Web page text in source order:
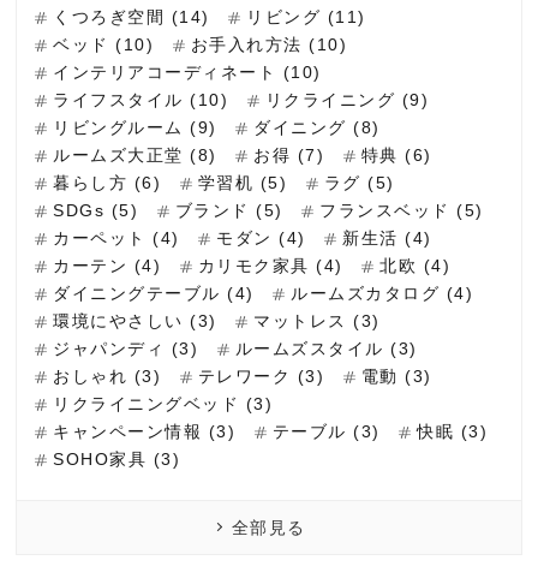
くつろぎ空間 (14)
リビング (11)
ベッド (10)
お手入れ方法 (10)
インテリアコーディネート (10)
ライフスタイル (10)
リクライニング (9)
リビングルーム (9)
ダイニング (8)
ルームズ大正堂 (8)
お得 (7)
特典 (6)
暮らし方 (6)
学習机 (5)
ラグ (5)
SDGs (5)
ブランド (5)
フランスベッド (5)
カーペット (4)
モダン (4)
新生活 (4)
カーテン (4)
カリモク家具 (4)
北欧 (4)
ダイニングテーブル (4)
ルームズカタログ (4)
環境にやさしい (3)
マットレス (3)
ジャパンディ (3)
ルームズスタイル (3)
おしゃれ (3)
テレワーク (3)
電動 (3)
リクライニングベッド (3)
キャンペーン情報 (3)
テーブル (3)
快眠 (3)
SOHO家具 (3)
全部見る